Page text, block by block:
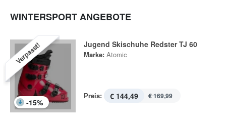
WINTERSPORT ANGEBOTE
Verpasst!
-15%
Jugend Skischuhe Redster TJ 60
Marke: Atomic
Preis: € 144,49 € 169,99